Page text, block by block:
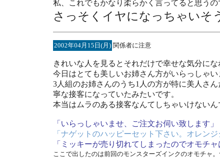
私、これでもかなり柔らかく言ってると思うの
さっそくイヤになっちゃいそ
2002年04月15日(月) 関係者に注意
きれいな人を見るとそれだけで幸せな気分に
今日はとても美しいお姉さん方がいらっしゃい
3人組のお姉さんのうち1人の方が特に美人さ
寧な接客になっていたみたいです。
本当はムラのある接客なんてしちゃいけない
「いらっしゃいませ、ご注文お伺い致します」
「ナゲットのハッピーセット下さい。オレン
「ミッキーが売り切れてしまったのでオモチ
ここで出したのは前回のモンスターズインクのオモチャ